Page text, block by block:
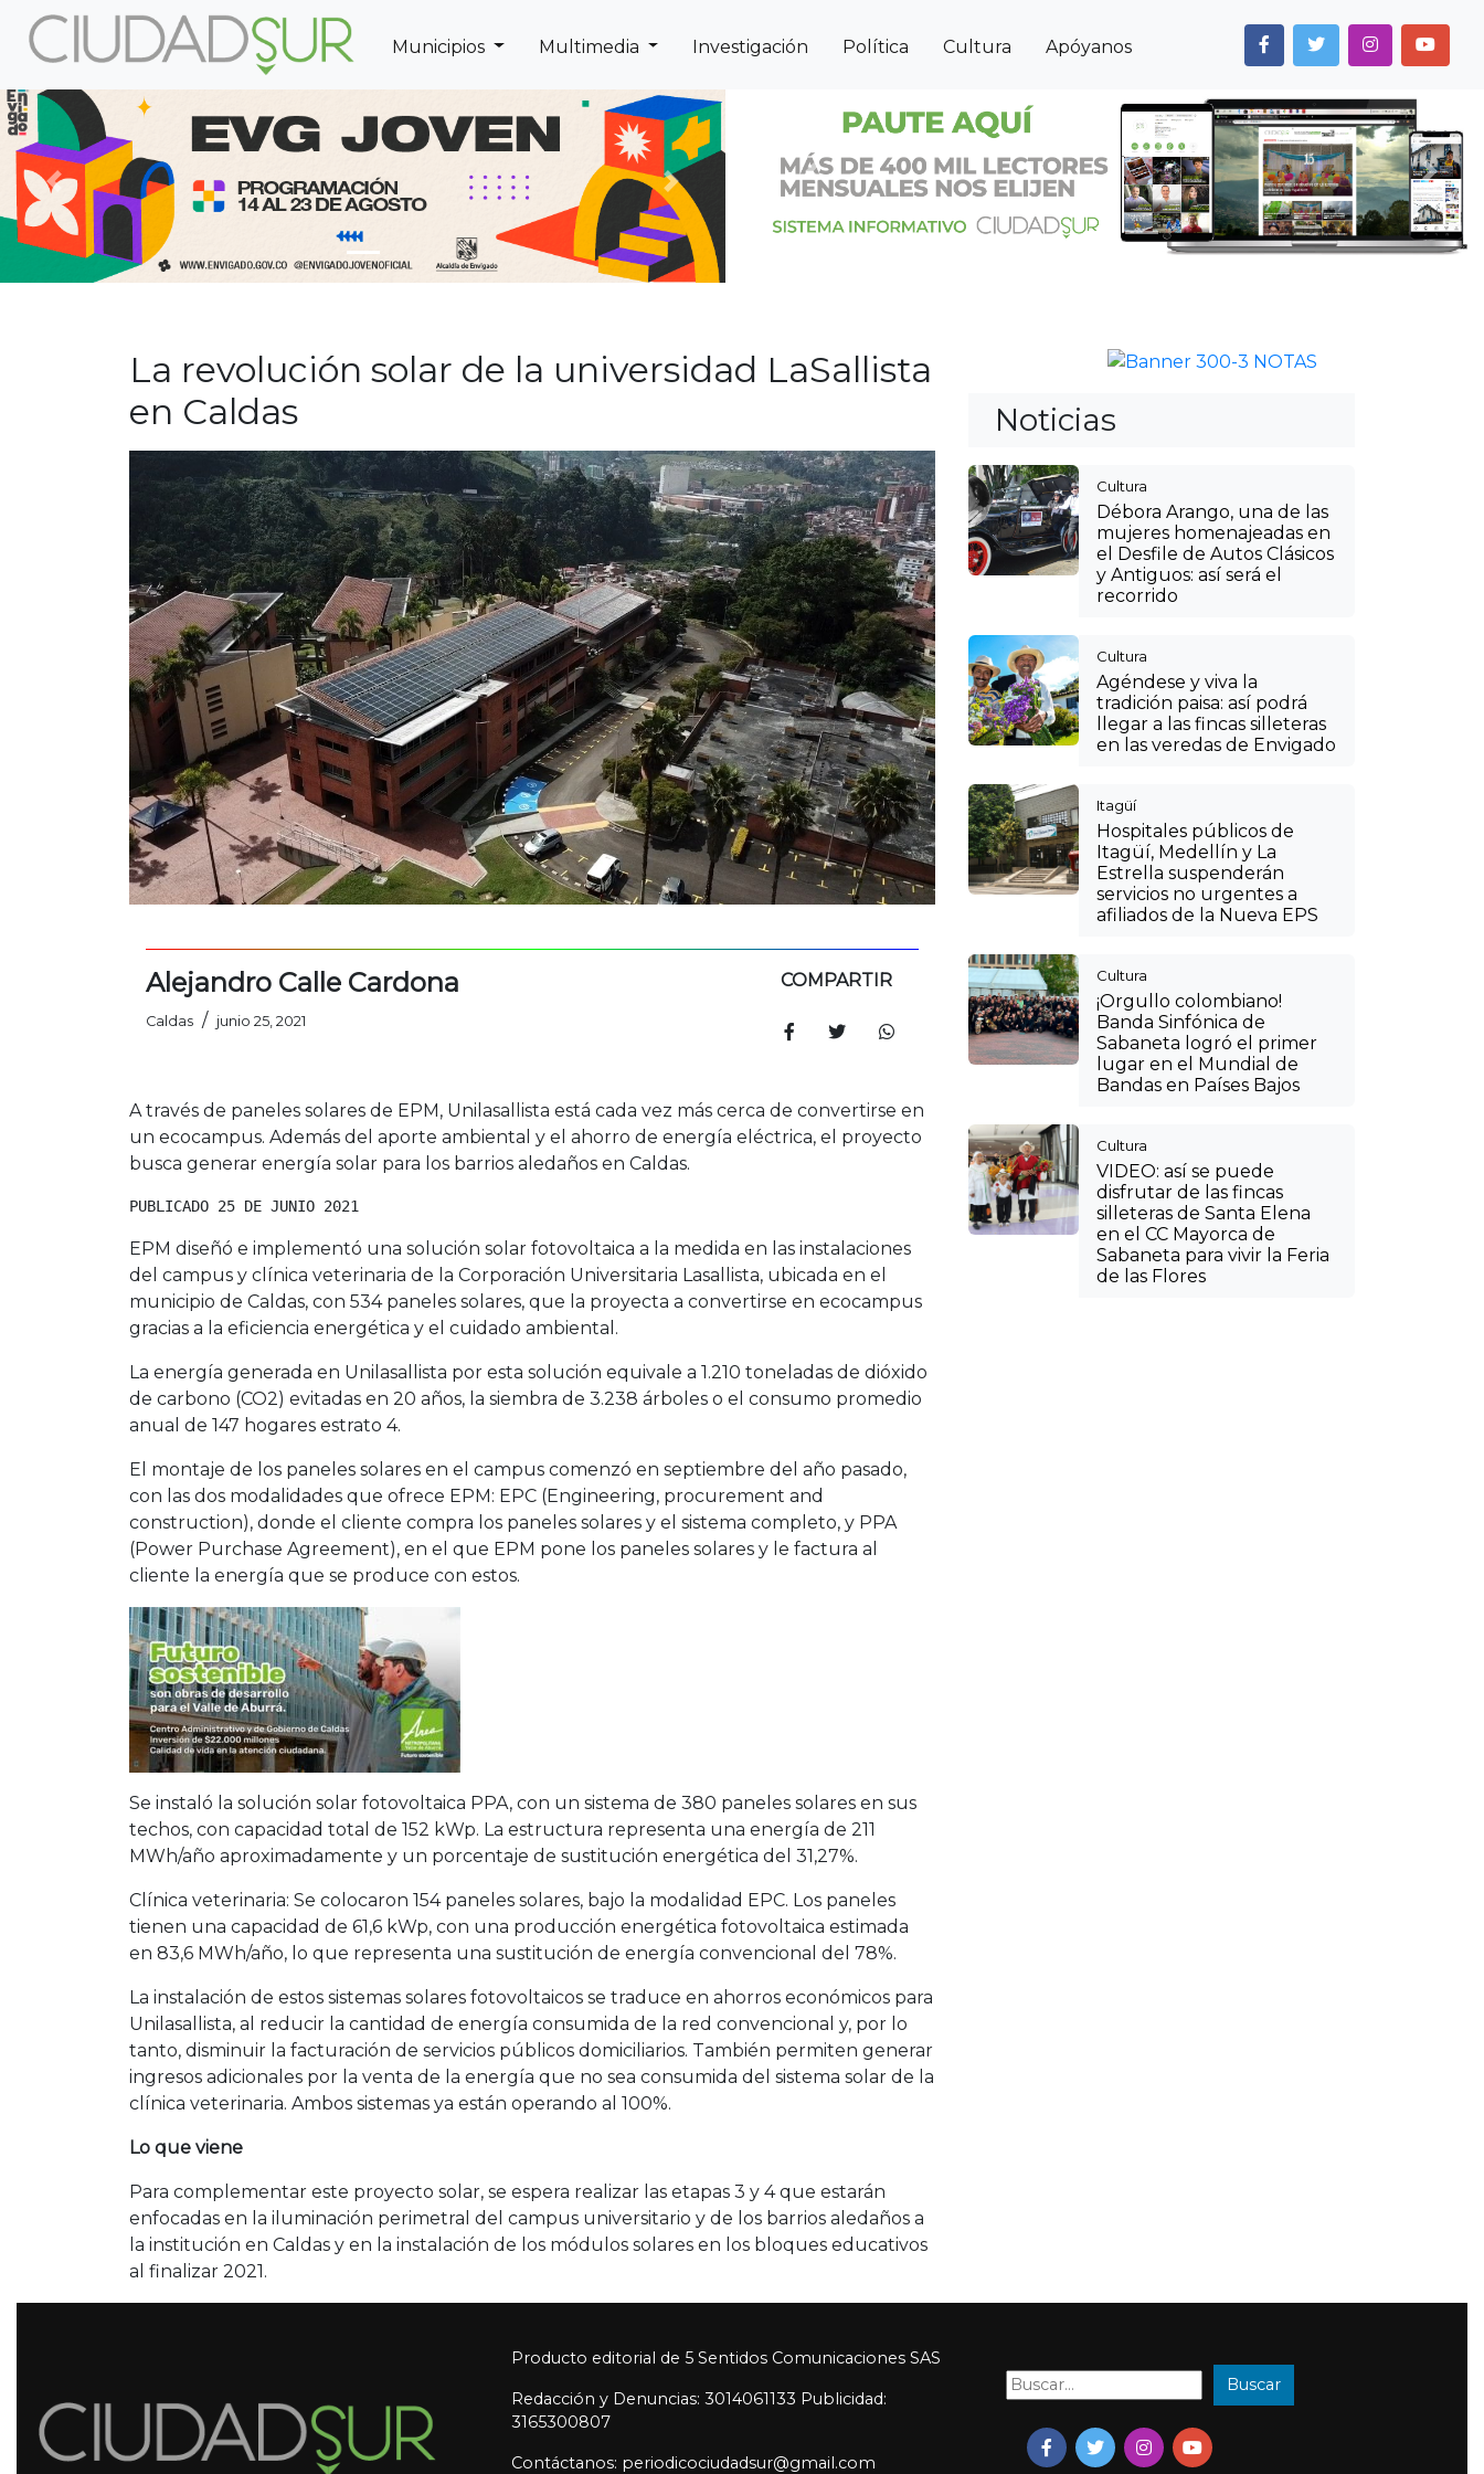
Municipios Multimedia Investigación Política Cultura Apóyanos
Previous Next Previous Next
La revolución solar de la universidad LaSallista
en Caldas
Alejandro Calle Cardona
Caldas / junio 25, 2021
COMPARTIR
A través de paneles solares de EPM, Unilasallista está cada vez más cerca de convertirse en
un ecocampus. Además del aporte ambiental y el ahorro de energía eléctrica, el proyecto
busca generar energía solar para los barrios aledaños en Caldas.
PUBLICADO 25 DE JUNIO 2021
EPM diseñó e implementó una solución solar fotovoltaica a la medida en las instalaciones
del campus y clínica veterinaria de la Corporación Universitaria Lasallista, ubicada en el
municipio de Caldas, con 534 paneles solares, que la proyecta a convertirse en ecocampus
gracias a la eficiencia energética y el cuidado ambiental.
La energía generada en Unilasallista por esta solución equivale a 1.210 toneladas de dióxido
de carbono (CO2) evitadas en 20 años, la siembra de 3.238 árboles o el consumo promedio
anual de 147 hogares estrato 4.
El montaje de los paneles solares en el campus comenzó en septiembre del año pasado,
con las dos modalidades que ofrece EPM: EPC (Engineering, procurement and
construction), donde el cliente compra los paneles solares y el sistema completo, y PPA
(Power Purchase Agreement), en el que EPM pone los paneles solares y le factura al
cliente la energía que se produce con estos.
Se instaló la solución solar fotovoltaica PPA, con un sistema de 380 paneles solares en sus
techos, con capacidad total de 152 kWp. La estructura representa una energía de 211
MWh/año aproximadamente y un porcentaje de sustitución energética del 31,27%.
Clínica veterinaria: Se colocaron 154 paneles solares, bajo la modalidad EPC. Los paneles
tienen una capacidad de 61,6 kWp, con una producción energética fotovoltaica estimada
en 83,6 MWh/año, lo que representa una sustitución de energía convencional del 78%.
La instalación de estos sistemas solares fotovoltaicos se traduce en ahorros económicos para
Unilasallista, al reducir la cantidad de energía consumida de la red convencional y, por lo
tanto, disminuir la facturación de servicios públicos domiciliarios. También permiten generar
ingresos adicionales por la venta de la energía que no sea consumida del sistema solar de la
clínica veterinaria. Ambos sistemas ya están operando al 100%.
Lo que viene
Para complementar este proyecto solar, se espera realizar las etapas 3 y 4 que estarán
enfocadas en la iluminación perimetral del campus universitario y de los barrios aledaños a
la institución en Caldas y en la instalación de los módulos solares en los bloques educativos
al finalizar 2021.
Noticias
Cultura
Débora Arango, una de las
mujeres homenajeadas en
el Desfile de Autos Clásicos
y Antiguos: así será el
recorrido
Cultura
Agéndese y viva la
tradición paisa: así podrá
llegar a las fincas silleteras
en las veredas de Envigado
Itagüí
Hospitales públicos de
Itagüí, Medellín y La
Estrella suspenderán
servicios no urgentes a
afiliados de la Nueva EPS
Cultura
¡Orgullo colombiano!
Banda Sinfónica de
Sabaneta logró el primer
lugar en el Mundial de
Bandas en Países Bajos
Cultura
VIDEO: así se puede
disfrutar de las fincas
silleteras de Santa Elena
en el CC Mayorca de
Sabaneta para vivir la Feria
de las Flores
Producto editorial de 5 Sentidos Comunicaciones SAS
Redacción y Denuncias: 3014061133 Publicidad:
3165300807
Contáctanos: periodicociudadsur@gmail.com
Buscar: Buscar